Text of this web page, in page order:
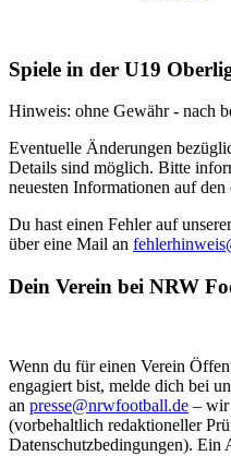
Spiele in der U19
Hinweis: ohne Gewähr - nach
Eventuelle Änderungen
Details sind möglich. Bitte
neuesten Informationen auf
Du hast einen Fehler auf
über eine Mail an
Dein Verein bei NRW
Wenn du für einen Verein
engagiert bist, melde dich bei
an presse@nrwfootball.de – wir
(vorbehaltlich redaktioneller
Datenschutzbedingungen).